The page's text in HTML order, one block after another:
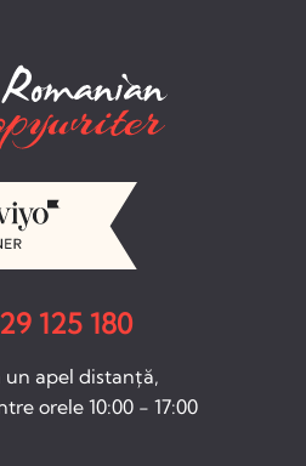
125 180
un apel distanță,
orele 10:00 - 17:00